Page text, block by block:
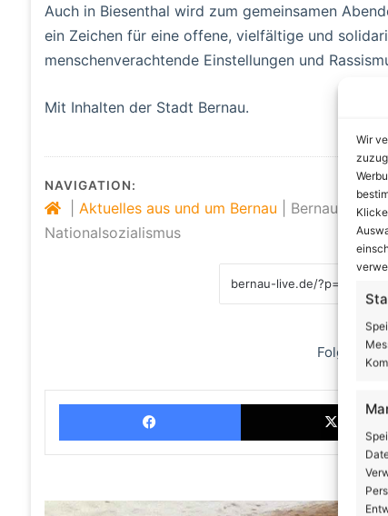
Wir
Auch in Biesenthal wird zum gemeinsamen
ein Zeichen für eine offene, vielfältige und
menschenverachtende Einstellungen und
Mit Inhalten der Stadt Bernau.
NAVIGATION:
Aktuelles aus und um Bernau
Bernau:
Nationalsozialismus
Folge uns
Facebook